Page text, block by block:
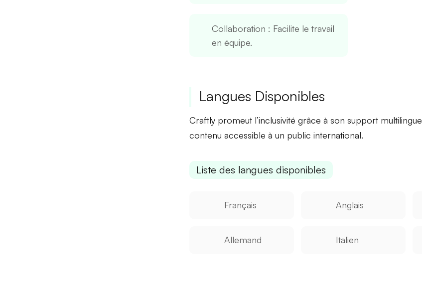
Collaboration : Facilite le travail
en équipe.
Langues Disponibles
Craftly promeut l’inclusivité grâce à son support multilingue
contenu accessible à un public international.
Liste des langues disponibles
Français Anglais
Allemand Italien